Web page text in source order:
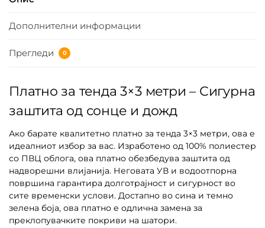
Дополнителни информации
Прегледи 0
Платно за тенда 3×3 метри – Сигурна
заштита од сонце и дожд
Ако барате квалитетно платно за тенда 3×3 метри, ова е
идеалниот избор за вас. Изработено од 100% полиестер
со ПВЦ облога, ова платно обезбедува заштита од
надворешни влијанија. Неговата УВ и водоотпорна
површина гарантира долготрајност и сигурност во
сите временски услови. Достапно во сина и темно
зелена боја, ова платно е одлична замена за
преклопувачките покриви на шатори.